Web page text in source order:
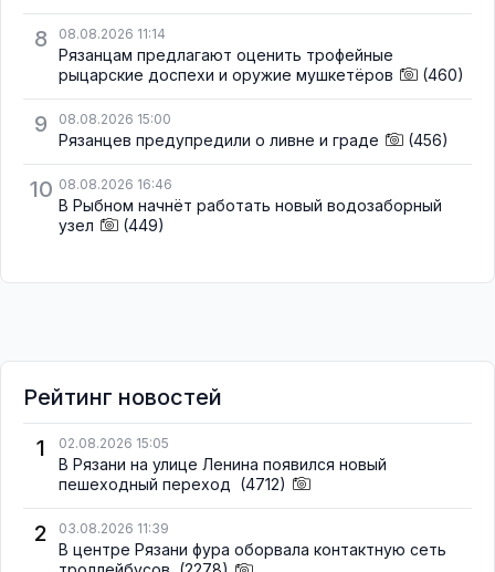
8 08.08.2026 11:14
Рязанцам предлагают оценить трофейные
рыцарские доспехи и оружие мушкетёров
(460)
9 08.08.2026 15:00
Рязанцев предупредили о ливне и граде (456)
10 08.08.2026 16:46
В Рыбном начнёт работать новый водозаборный
узел
(449)
Рейтинг новостей
1
02.08.2026 15:05
В Рязани на улице Ленина появился новый
пешеходный переход (4712)
2 03.08.2026 11:39
В центре Рязани фура оборвала контактную сеть